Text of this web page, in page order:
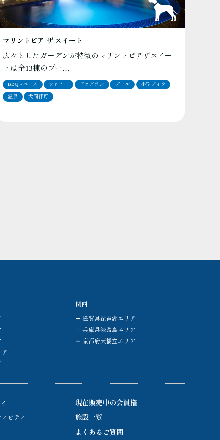
マリントピア ザ スイート
広々としたガーデンが特徴のマリントピアザスイー
トは全13棟のプー…
BBQスペース シャワー ドッグラン プール 小型ヴィラ
温泉 犬同伴可
ア
関西
滋賀県琵琶湖エリア
兵庫県淡路島エリア
京都府天橋立エリア
ビティ
現在販売中の会員権
施設一覧
よくあるご質問